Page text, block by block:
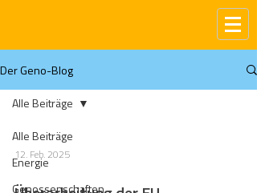
Der Geno-Blog
Alle Beiträge
Energie
Genossenschaften
Alle Beiträge
12. Feb. 2025